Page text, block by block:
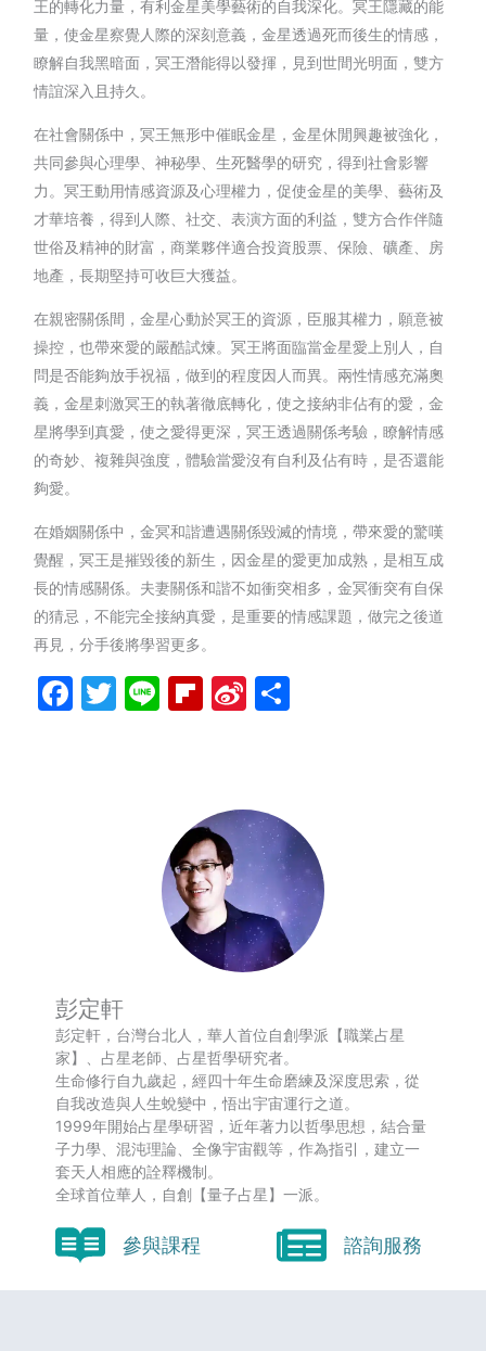
王的轉化力量，有利金星美學藝術的自我深化。冥王隱藏的能
量，使金星察覺人際的深刻意義，金星透過死而後生的情感，
瞭解自我黑暗面，冥王潛能得以發揮，見到世間光明面，雙方
情誼深入且持久。
在社會關係中，冥王無形中催眠金星，金星休閒興趣被強化，
共同參與心理學、神秘學、生死醫學的研究，得到社會影響
力。冥王動用情感資源及心理權力，促使金星的美學、藝術及
才華培養，得到人際、社交、表演方面的利益，雙方合作伴隨
世俗及精神的財富，商業夥伴適合投資股票、保險、礦產、房
地產，長期堅持可收巨大獲益。
在親密關係間，金星心動於冥王的資源，臣服其權力，願意被
操控，也帶來愛的嚴酷試煉。冥王將面臨當金星愛上別人，自
問是否能夠放手祝福，做到的程度因人而異。兩性情感充滿奧
義，金星刺激冥王的執著徹底轉化，使之接納非佔有的愛，金
星將學到真愛，使之愛得更深，冥王透過關係考驗，瞭解情感
的奇妙、複雜與強度，體驗當愛沒有自利及佔有時，是否還能
夠愛。
在婚姻關係中，金冥和諧遭遇關係毀滅的情境，帶來愛的驚嘆
覺醒，冥王是摧毀後的新生，因金星的愛更加成熟，是相互成
長的情感關係。夫妻關係和諧不如衝突相多，金冥衝突有自保
的猜忌，不能完全接納真愛，是重要的情感課題，做完之後道
再見，分手後將學習更多。
Facebook
Twitter
LineFlipboard
Sina
彭定軒
彭定軒，台灣台北人，華人首位自創學派【職業占星
家】、占星老師、占星哲學研究者。
生命修行自九歲起，經四十年生命磨練及深度思索，從
自我改造與人生蛻變中，悟出宇宙運行之道。
1999年開始占星學研習，近年著力以哲學思想，結合量
子力學、混沌理論、全像宇宙觀等，作為指引，建立一
套天人相應的詮釋機制。
全球首位華人，自創【量子占星】一派。
參與課程 諮詢服務